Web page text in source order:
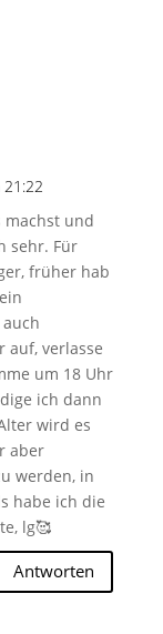
machst und
sehr. Für
früher hab
auf, verlasse
um 18 Uhr
ich dann
wird es
aber
werden, in
habe ich die
lg🥰
Antworten